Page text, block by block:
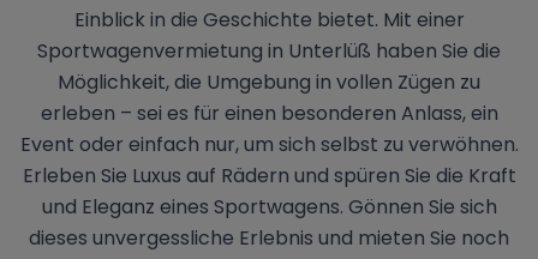
Einblick in die Geschichte bietet. Mit einer
Sportwagenvermietung in Unterlüß haben Sie die
Möglichkeit, die Umgebung in vollen Zügen zu
erleben – sei es für einen besonderen Anlass, ein
Event oder einfach nur, um sich selbst zu verwöhnen.
Erleben Sie Luxus auf Rädern und spüren Sie die Kraft
und Eleganz eines Sportwagens. Gönnen Sie sich
dieses unvergessliche Erlebnis und mieten Sie noch